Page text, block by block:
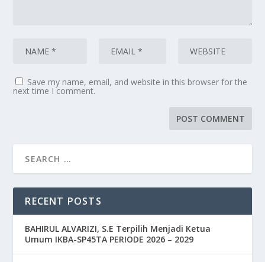
Save my name, email, and website in this browser for the
next time I comment.
RECENT POSTS
BAHIRUL ALVARIZI, S.E Terpilih Menjadi Ketua
Umum IKBA-SP45TA PERIODE 2026 – 2029